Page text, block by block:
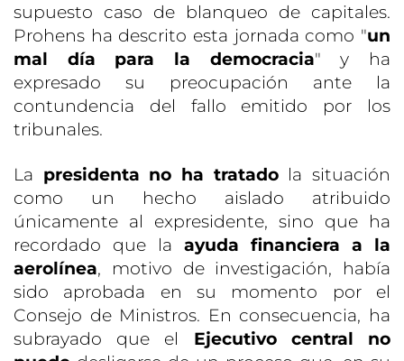
supuesto caso de blanqueo de capitales.
Prohens ha descrito esta jornada como "un
mal día para la democracia" y ha
expresado su preocupación ante la
contundencia del fallo emitido por los
tribunales.
La presidenta no ha tratadola situación
como un hecho aislado atribuido
únicamente al expresidente, sino que ha
recordado que la ayuda financiera a la
aerolínea, motivo de investigación, había
sido aprobada en su momento por el
Consejo de Ministros. En consecuencia, ha
subrayado que el Ejecutivo central no